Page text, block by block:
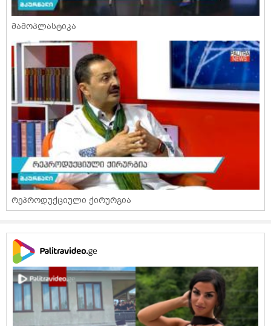
მამოპლასტიკა
რეპროდუქციული ქირურგია